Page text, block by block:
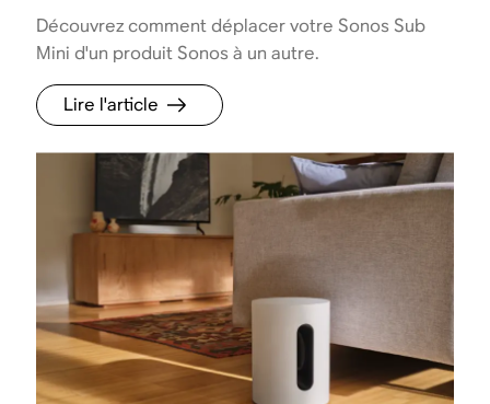
Découvrez comment déplacer votre Sonos Sub
Mini d'un produit Sonos à un autre.
Lire l'article